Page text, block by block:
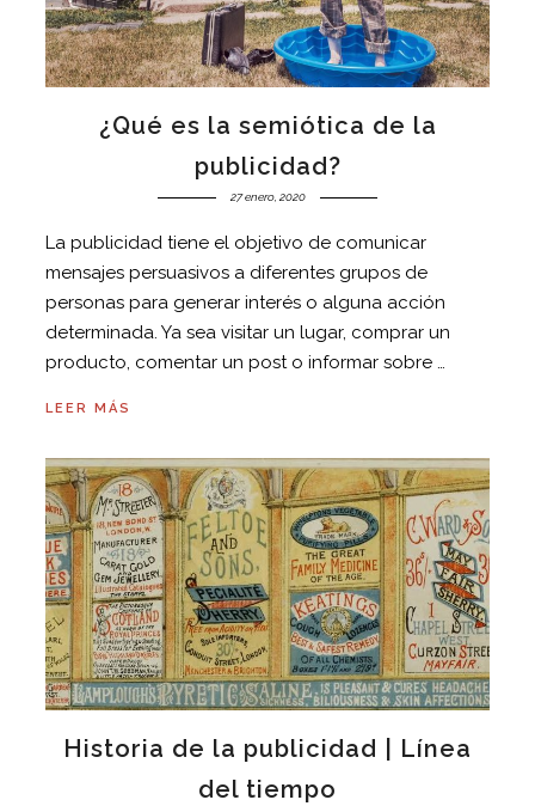
¿Qué es la semiótica de la
publicidad?
27 enero, 2020
La publicidad tiene el objetivo de comunicar
mensajes persuasivos a diferentes grupos de
personas para generar interés o alguna acción
determinada. Ya sea visitar un lugar, comprar un
producto, comentar un post o informar sobre …
LEER MÁS
Historia de la publicidad | Línea
del tiempo